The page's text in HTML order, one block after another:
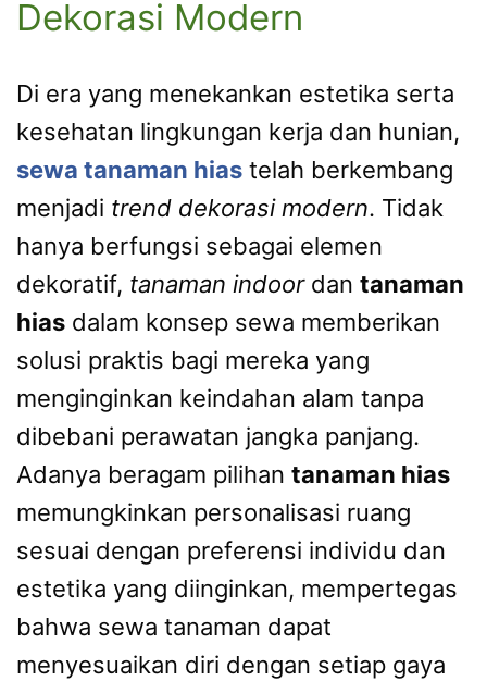
Dekorasi Modern
Di era yang menekankan estetika serta
kesehatan lingkungan kerja dan hunian,
sewa tanaman hias telah berkembang
menjadi trend dekorasi modern. Tidak
hanya berfungsi sebagai elemen
dekoratif, tanaman indoordan tanaman
hias dalam konsep sewa memberikan
solusi praktis bagi mereka yang
menginginkan keindahan alam tanpa
dibebani perawatan jangka panjang.
Adanya beragam pilihan tanaman hias
memungkinkan personalisasi ruang
sesuai dengan preferensi individu dan
estetika yang diinginkan, mempertegas
bahwa sewa tanaman dapat
menyesuaikan diri dengan setiap gaya